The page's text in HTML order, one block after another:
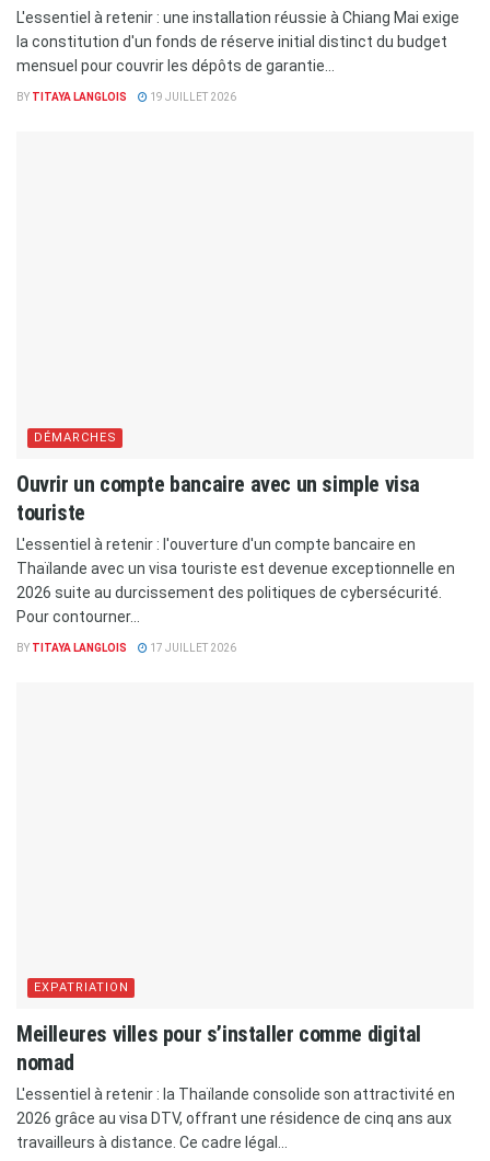
L'essentiel à retenir : une installation réussie à Chiang Mai exige
la constitution d'un fonds de réserve initial distinct du budget
mensuel pour couvrir les dépôts de garantie...
BY TITAYA LANGLOIS 19 JUILLET 2026
DÉMARCHES
Ouvrir un compte bancaire avec un simple visa
touriste
L'essentiel à retenir : l'ouverture d'un compte bancaire en
Thaïlande avec un visa touriste est devenue exceptionnelle en
2026 suite au durcissement des politiques de cybersécurité.
Pour contourner...
BY TITAYA LANGLOIS 17 JUILLET 2026
EXPATRIATION
Meilleures villes pour s’installer comme digital
nomad
L'essentiel à retenir : la Thaïlande consolide son attractivité en
2026 grâce au visa DTV, offrant une résidence de cinq ans aux
travailleurs à distance. Ce cadre légal...